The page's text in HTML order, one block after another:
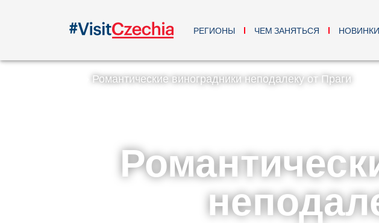
РЕГИОНЫ ЧЕМ ЗАНЯТЬСЯ НОВИНКИ
Романтические виноградники неподалеку от Праги